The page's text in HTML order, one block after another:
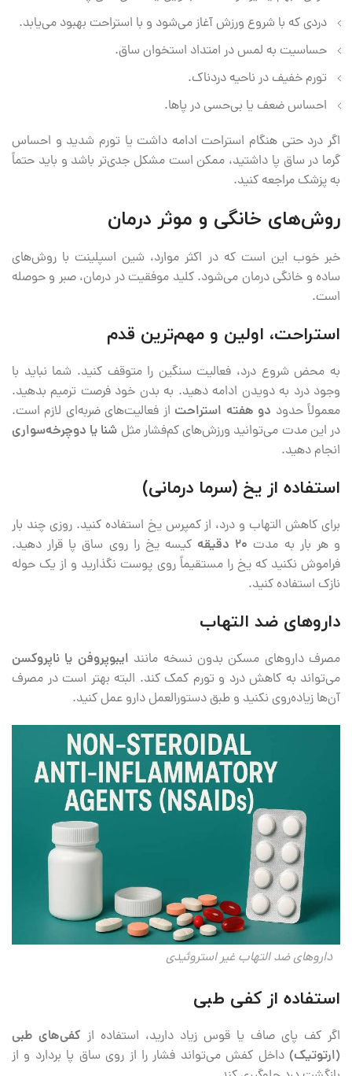
دردی که با شروع ورزش آغاز می‌شود و با استراحت بهبود می‌یابد.
حساسیت به لمس در امتداد استخوان ساق.
تورم خفیف در ناحیه دردناک.
احساس ضعف یا بی‌حسی در پاها.
اگر درد حتی هنگام استراحت ادامه داشت یا تورم شدید و احساس
گرما در ساق پا داشتید، ممکن است مشکل جدی‌تر باشد و باید حتماً
به پزشک مراجعه کنید.
روش‌های خانگی و موثر درمان
خبر خوب این است که در اکثر موارد، شین اسپلینت با روش‌های
ساده و خانگی درمان می‌شود. کلید موفقیت در درمان، صبر و حوصله
است.
استراحت، اولین و مهم‌ترین قدم
به محض شروع درد، فعالیت سنگین را متوقف کنید. شما نباید با
وجود درد به دویدن ادامه دهید. به بدن خود فرصت ترمیم بدهید.
معمولاً حدود دو هفته استراحت از فعالیت‌های ضربه‌ای لازم است.
در این مدت می‌توانید ورزش‌های کم‌فشار مثل شنا یا دوچرخه‌سواری
انجام دهید.
استفاده از یخ (سرما درمانی)
برای کاهش التهاب و درد، از کمپرس یخ استفاده کنید. روزی چند بار
و هر بار به مدت ۲۰ دقیقه
کیسه یخ را روی ساق پا قرار دهید.
فراموش نکنید که یخ را مستقیماً روی پوست نگذارید و از یک حوله
نازک استفاده کنید.
داروهای ضد التهاب
مصرف داروهای مسکن بدون نسخه مانند ایبوپروفن یا ناپروکسن
می‌تواند به کاهش درد و تورم کمک کند. البته بهتر است در مصرف
آن‌ها زیاده‌روی نکنید و طبق دستورالعمل دارو عمل کنید.
داروهای ضد التهاب غیر استروئیدی
استفاده از کفی طبی
اگر کف پای صاف یا قوس زیاد دارید، استفاده از کفی‌های طبی
(ارتوتیک) داخل کفش می‌تواند فشار را از روی ساق پا بردارد و از